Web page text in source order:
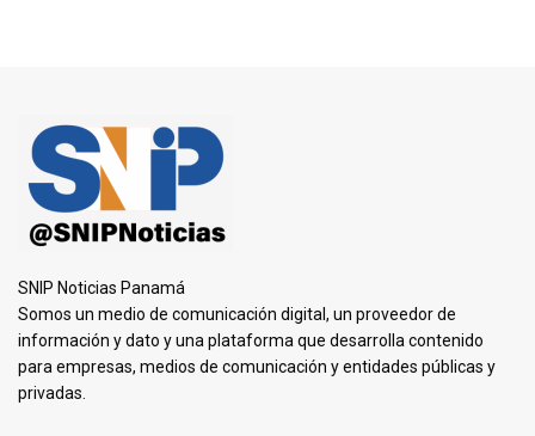
SNIP Noticias Panamá
Somos un medio de comunicación digital, un proveedor de
información y dato y una plataforma que desarrolla contenido
para empresas, medios de comunicación y entidades públicas y
privadas.